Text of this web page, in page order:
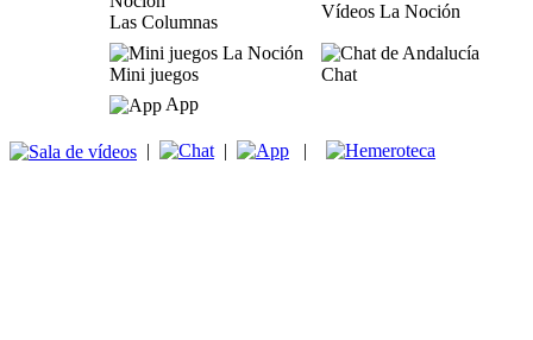
Las Columnas
Vídeos La Noción
Mini juegos
Chat
App
| | |